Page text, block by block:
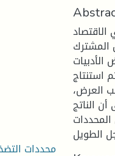
محددات
المشترك
استنتاج
العرض،
الناتج
الطويل